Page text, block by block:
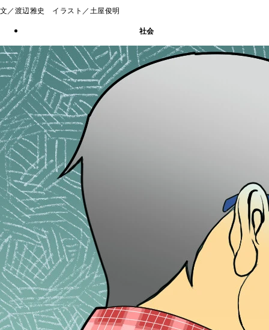
文／渡辺雅史 イラスト／土屋俊明
社会